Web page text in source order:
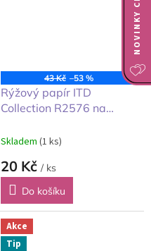
43 Kč –53 %
Rýžový papír ITD
Collection R2576 na
Skladem (1 ks)
20 Kč / ks
Do košíku
Akce
Tip